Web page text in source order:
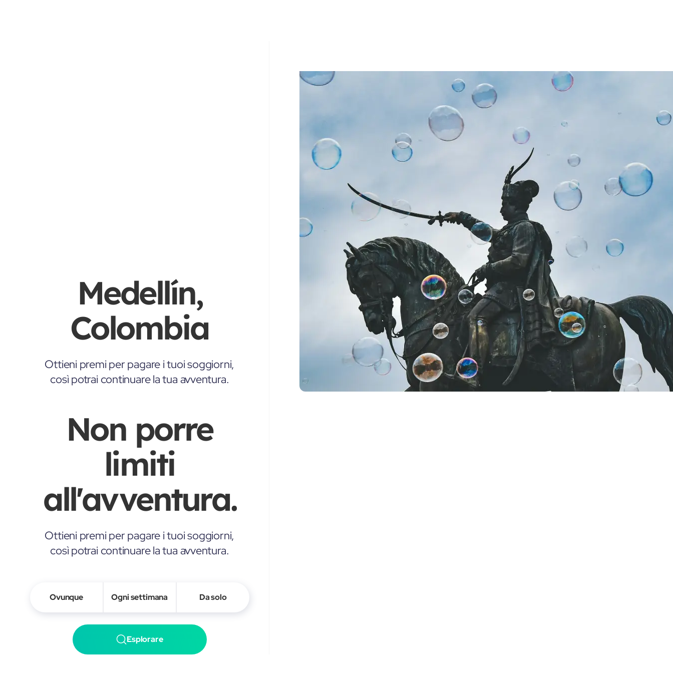
Medellín,
Colombia
Ottieni premi per pagare i tuoi soggiorni,
così potrai continuare la tua avventura.
Non porre
limiti
all'avventura.
Ottieni premi per pagare i tuoi soggiorni,
così potrai continuare la tua avventura.
Ovunque Ogni settimana Da solo
Esplorare